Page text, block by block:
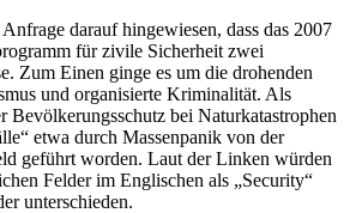
darauf hingewiesen, dass das 2007
für zivile Sicherheit zwei
Zum Einen ginge es um die drohenden
und organisierte Kriminalität. Als
Bevölkerungsschutz bei Naturkatastrophen
etwa durch Massenpanik von der
geführt worden. Laut der Linken würden
Felder im Englischen als „Security“
unterschieden.